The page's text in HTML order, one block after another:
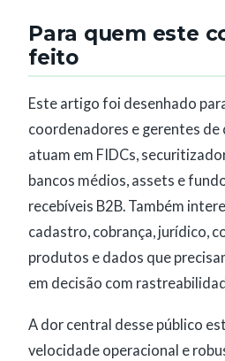
Para quem este
feito
Este artigo foi desenhado
coordenadores e gerentes
atuam em FIDCs,
bancos médios, assets e
recebíveis B2B. Também
cadastro, cobrança, jurídico,
produtos e dados que
em decisão com
A dor central desse público
velocidade operacional e